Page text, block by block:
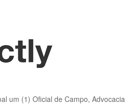
um (1) Oficial de Campo,